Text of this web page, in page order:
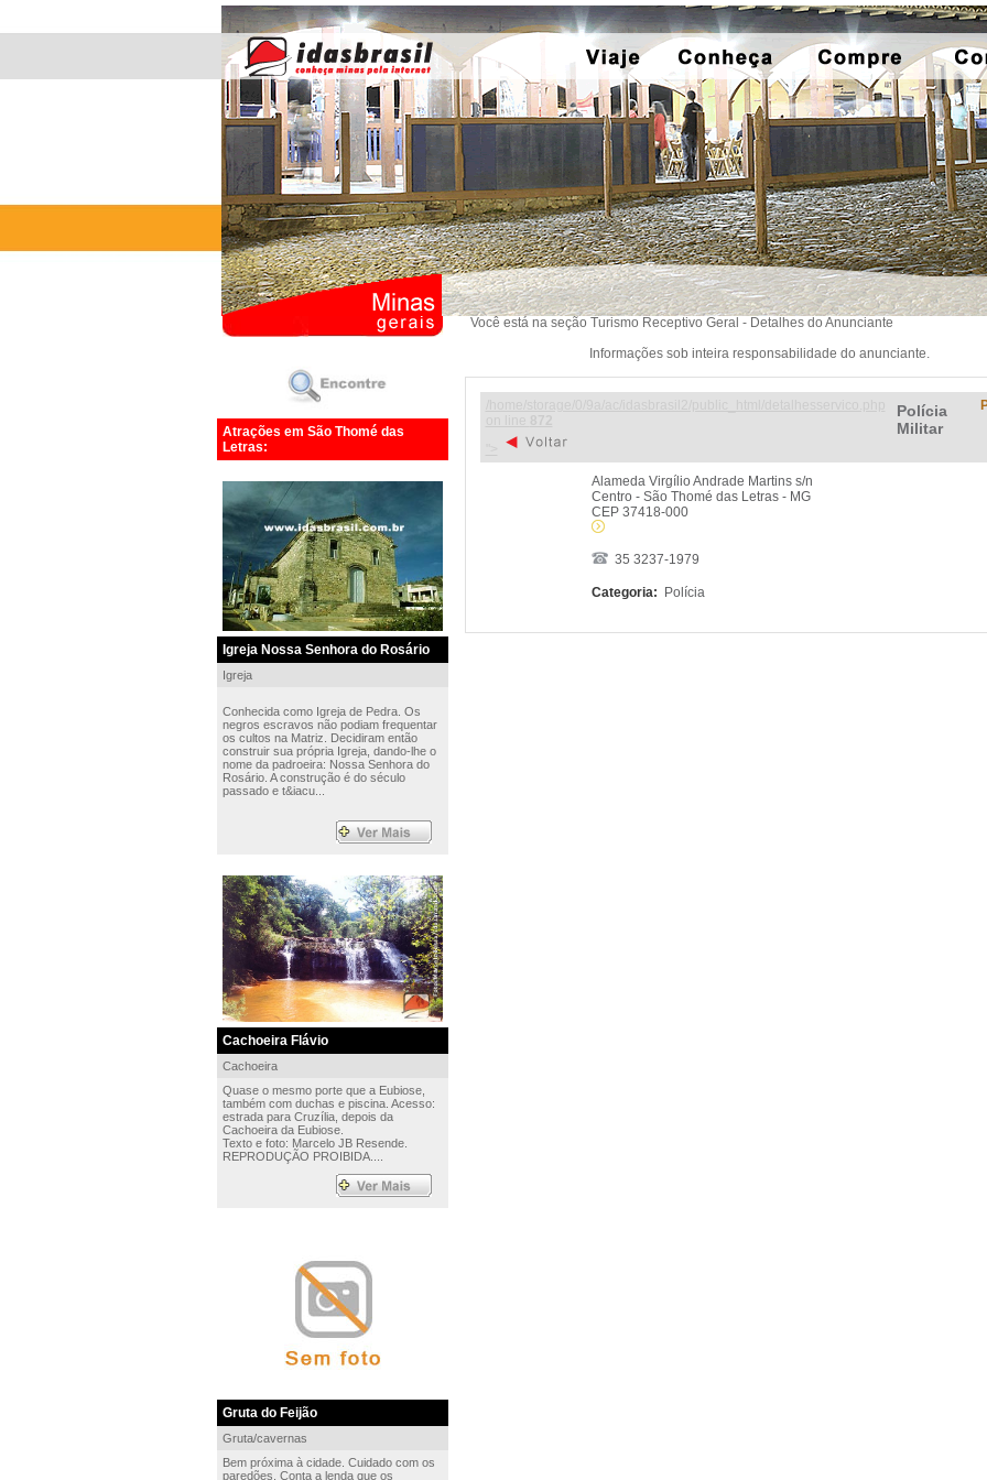
Atrações em São Thomé das
Letras:
Igreja Nossa Senhora do Rosário
Igreja
Conhecida como Igreja de Pedra. Os
negros escravos não podiam frequentar
os cultos na Matriz. Decidiram então
construir sua própria Igreja, dando-lhe o
nome da padroeira: Nossa Senhora do
Rosário. A construção é do século
passado e t&iacu...
Cachoeira Flávio
Cachoeira
Quase o mesmo porte que a Eubiose,
também com duchas e piscina. Acesso:
estrada para Cruzília, depois da
Cachoeira da Eubiose.
Texto e foto: Marcelo JB Resende.
REPRODUÇÃO PROIBIDA....
Gruta do Feijão
Gruta/cavernas
Bem próxima à cidade. Cuidado com os
paredões. Conta a lenda que os
Você está na seção Turismo Receptivo Geral - Detalhes do Anunciante
Informações sob inteira responsabilidade do anunciante.
Polícia
Militar
Alameda Virgílio Andrade Martins s/n
Centro - São Thomé das Letras - MG
CEP 37418-000
35 3237-1979
Categoria: Polícia